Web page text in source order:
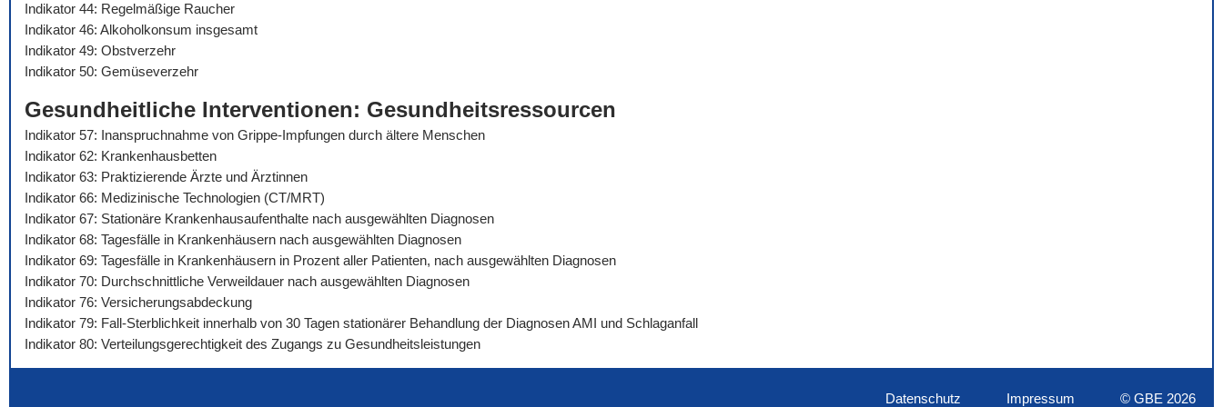
Indikator 44: Regelmäßige Raucher
Indikator 46: Alkoholkonsum insgesamt
Indikator 49: Obstverzehr
Indikator 50: Gemüseverzehr
Gesundheitliche Interventionen: Gesundheitsressourcen
Indikator 57: Inanspruchnahme von Grippe-Impfungen durch ältere Menschen
Indikator 62: Krankenhausbetten
Indikator 63: Praktizierende Ärzte und Ärztinnen
Indikator 66: Medizinische Technologien (CT/MRT)
Indikator 67: Stationäre Krankenhausaufenthalte nach ausgewählten Diagnosen
Indikator 68: Tagesfälle in Krankenhäusern nach ausgewählten Diagnosen
Indikator 69: Tagesfälle in Krankenhäusern in Prozent aller Patienten, nach ausgewählten Diagnosen
Indikator 70: Durchschnittliche Verweildauer nach ausgewählten Diagnosen
Indikator 76: Versicherungsabdeckung
Indikator 79: Fall-Sterblichkeit innerhalb von 30 Tagen stationärer Behandlung der Diagnosen AMI und Schlaganfall
Indikator 80: Verteilungsgerechtigkeit des Zugangs zu Gesundheitsleistungen
Datenschutz Impressum © GBE 2026